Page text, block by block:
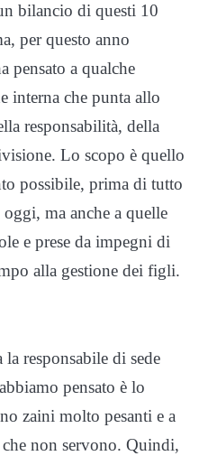
bilancio di questi 10
per questo anno
pensato a qualche
interna che punta allo
responsabilità, della
Lo scopo è quello
possibile, prima di tutto
ma anche a quelle
e prese da impegni di
alla gestione dei figli.
responsabile di sede
pensato è lo
zaini molto pesanti e a
non servono. Quindi,